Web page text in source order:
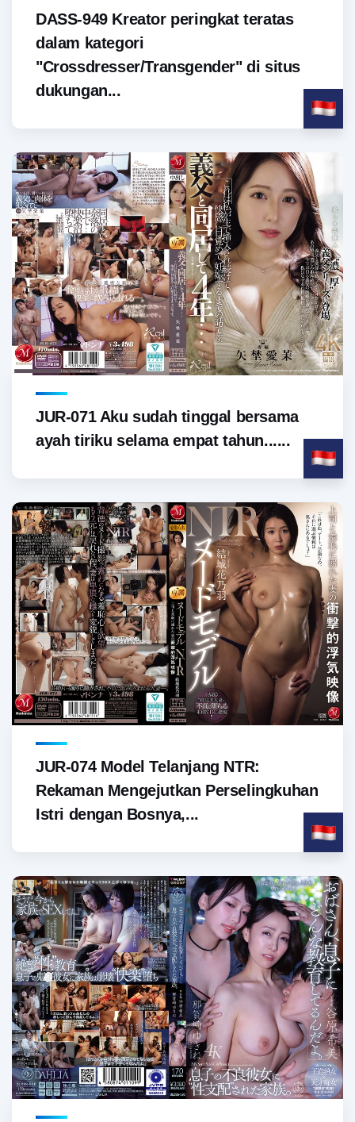
DASS-949 Kreator peringkat teratas
dalam kategori
"Crossdresser/Transgender" di situs
dukungan...
JUR-071 Aku sudah tinggal bersama
ayah tiriku selama empat tahun......
JUR-074 Model Telanjang NTR:
Rekaman Mengejutkan Perselingkuhan
Istri dengan Bosnya,...